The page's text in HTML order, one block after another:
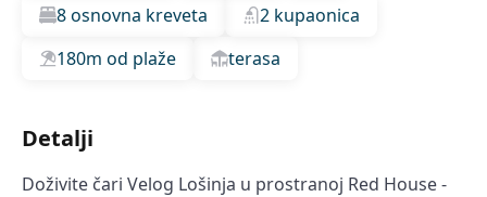
8 osnovna kreveta
2 kupaonica
180m od plaže
terasa
Detalji
Doživite čari Velog Lošinja u prostranoj Red House -